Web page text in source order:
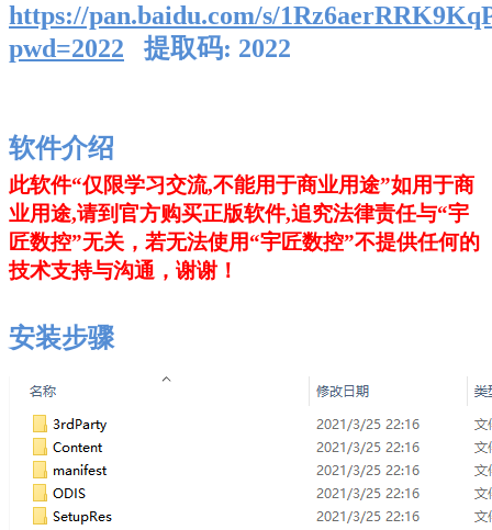
https://pan.baidu.com/s/
pwd=2022 提取码: 2022
软件介绍
此软件“仅限学习交流,不能用于商业用途”如用于商
业用途,请到官方购买正版软件,追究法律责任与“宇
匠数控”无关，若无法使用“宇匠数控”不提供任何的
技术支持与沟通，谢谢！
安装步骤